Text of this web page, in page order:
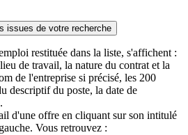
issues de votre recherche
restituée dans la liste, s'affichent :
de travail, la nature du contrat et la
de l'entreprise si précisé, les 200
descriptif du poste, la date de
d'une offre en cliquant sur son intitulé
Vous retrouvez :